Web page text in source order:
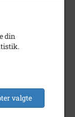
Historiens
din
valgte